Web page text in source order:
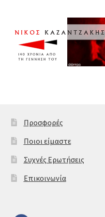
Προσφορές
Ποιοι είμαστε
Συχνές Ερωτήσεις
Επικοινωνία